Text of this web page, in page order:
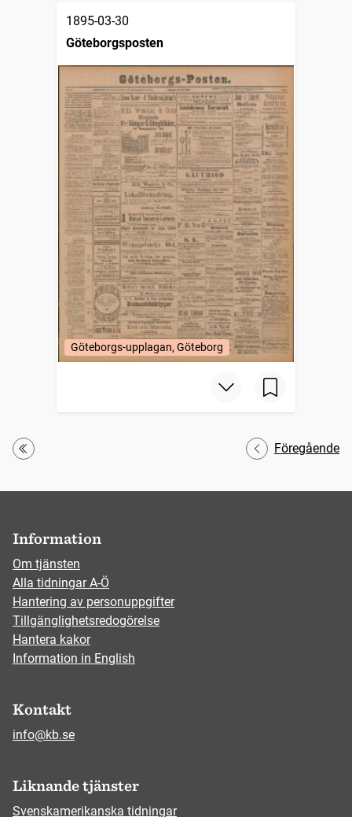
1895-03-30
Göteborgsposten
Göteborgs-upplagan, Göteborg
Första
Föregående
Information
Om tjänsten
Alla tidningar A-Ö
Hantering av personuppgifter
Tillgänglighetsredogörelse
Hantera kakor
Information in English
Kontakt
info@kb.se
Liknande tjänster
Svenskamerikanska tidningar